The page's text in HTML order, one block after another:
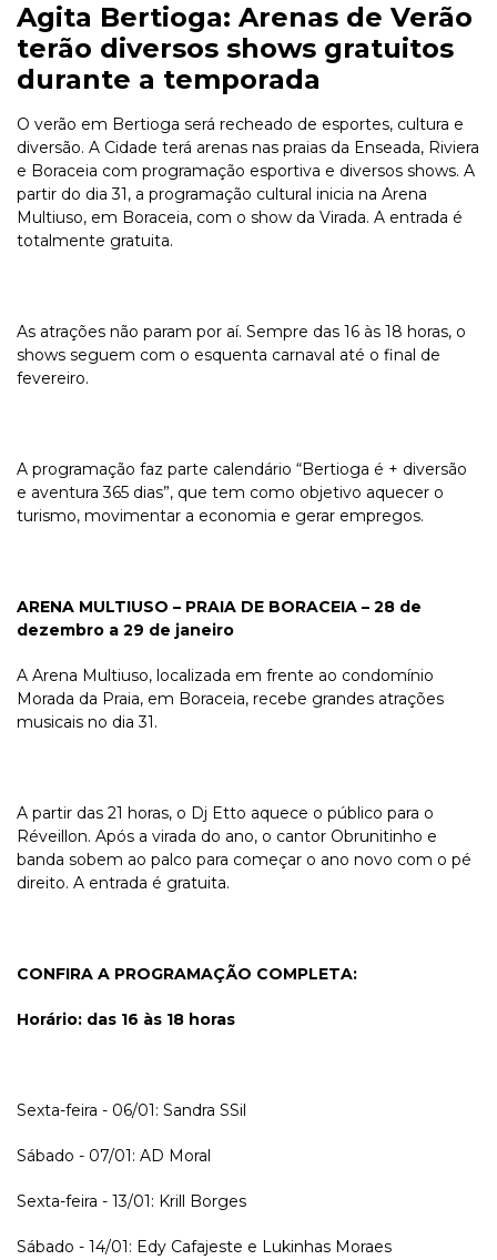
Agita Bertioga: Arenas de Verão
terão diversos shows gratuitos
durante a temporada
O verão em Bertioga será recheado de esportes, cultura e
diversão. A Cidade terá arenas nas praias da Enseada, Riviera
e Boraceia com programação esportiva e diversos shows. A
partir do dia 31, a programação cultural inicia na Arena
Multiuso, em Boraceia, com o show da Virada. A entrada é
totalmente gratuita.
As atrações não param por aí. Sempre das 16 às 18 horas, o
shows seguem com o esquenta carnaval até o final de
fevereiro.
A programação faz parte calendário “Bertioga é + diversão
e aventura 365 dias”, que tem como objetivo aquecer o
turismo, movimentar a economia e gerar empregos.
ARENA MULTIUSO – PRAIA DE BORACEIA – 28 de
dezembro a 29 de janeiro
A Arena Multiuso, localizada em frente ao condomínio
Morada da Praia, em Boraceia, recebe grandes atrações
musicais no dia 31.
A partir das 21 horas, o Dj Etto aquece o público para o
Réveillon. Após a virada do ano, o cantor Obrunitinho e
banda sobem ao palco para começar o ano novo com o pé
direito. A entrada é gratuita.
CONFIRA A PROGRAMAÇÃO COMPLETA:
Horário: das 16 às 18 horas
Sexta-feira - 06/01: Sandra SSil
Sábado - 07/01: AD Moral
Sexta-feira - 13/01: Krill Borges
Sábado - 14/01: Edy Cafajeste e Lukinhas Moraes